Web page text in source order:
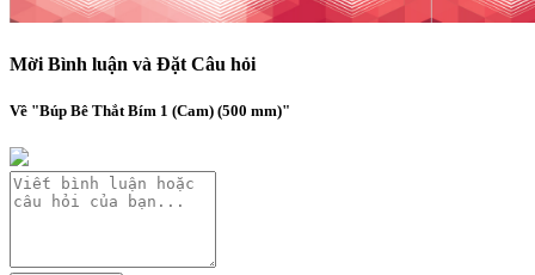
Mời Bình luận và Đặt Câu hỏi
Về "Búp Bê Thắt Bím 1 (Cam) (500 mm)"